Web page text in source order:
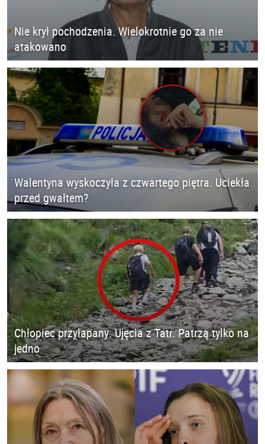
Nie krył pochodzenia. Wielokrotnie go za nie
atakowano
Walentyna wyskoczyła z czwartego piętra. Uciekła
przed gwałtem?
Chłopiec przyłapany. Ujęcia z Tatr. Patrzą tylko na
jedno